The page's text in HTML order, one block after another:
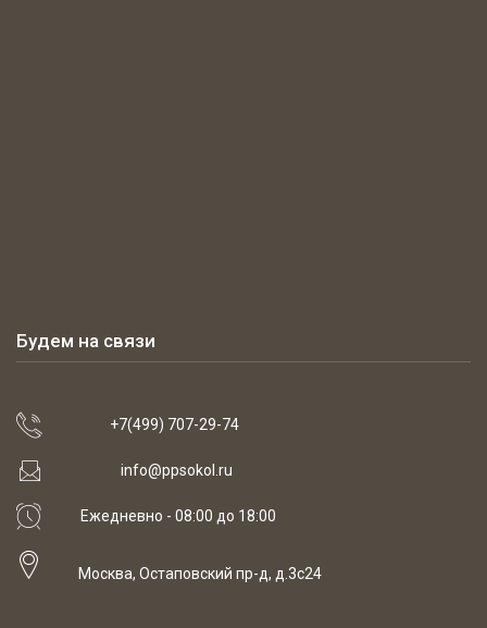
Будем на связи
+7(499) 707-29-74
info@ppsokol.ru
Ежедневно - 08:00 до 18:00
Москва, Остаповский пр-д, д.3с24